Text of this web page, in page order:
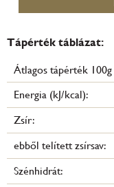
Tápérték táblázat:
Átlagos tápérték
Energia (kJ/kcal):
Zsír:
ebből telített zsírsav:
Szénhidrát: